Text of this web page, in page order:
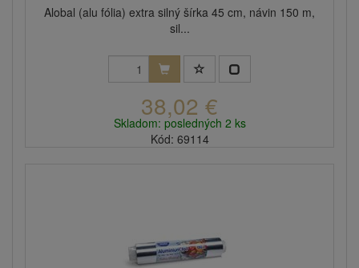
Alobal (alu fólia) extra silný šírka 45 cm, návin 150 m,
sil...
38,02 €
Skladom: posledných 2 ks
Kód: 69114